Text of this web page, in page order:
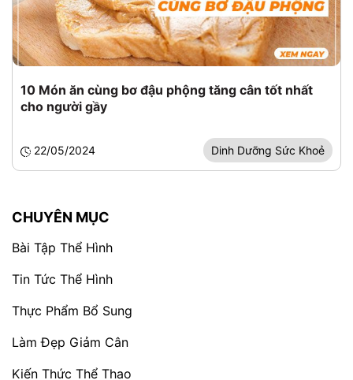
10 Món ăn cùng bơ đậu phộng tăng cân tốt nhất
cho người gầy
22/05/2024 Dinh Dưỡng Sức Khoẻ
CHUYÊN MỤC
Bài Tập Thể Hình
Tin Tức Thể Hình
Thực Phẩm Bổ Sung
Làm Đẹp Giảm Cân
Kiến Thức Thể Thao